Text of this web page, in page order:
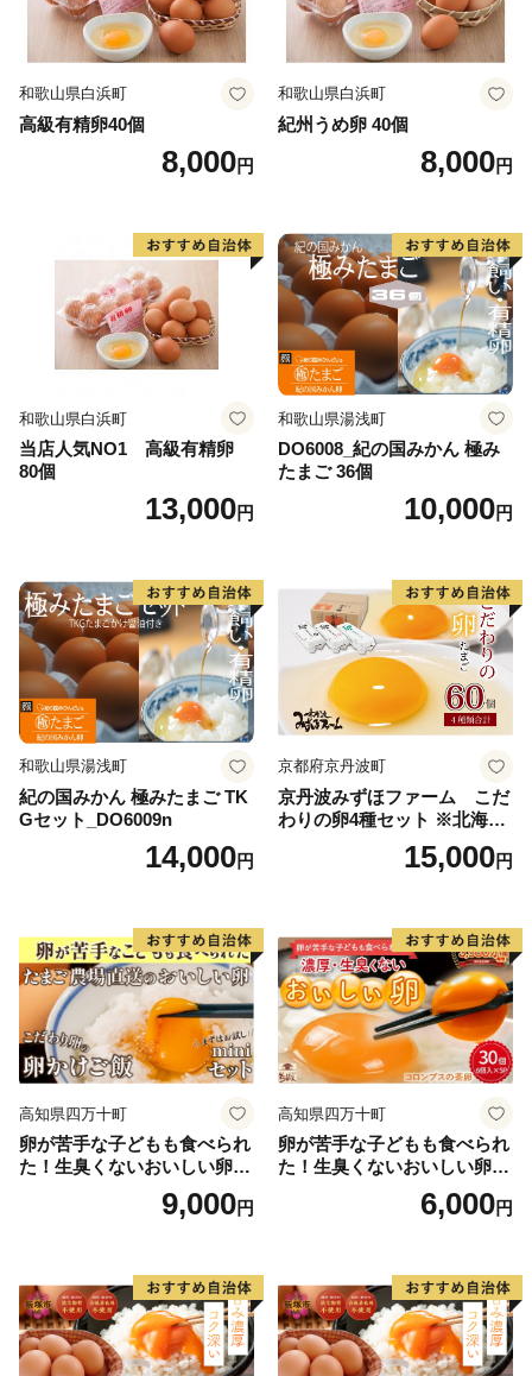
和歌山県白浜町
高級有精卵40個
8,000円
和歌山県白浜町
紀州うめ卵 40個
8,000円
和歌山県白浜町
当店人気NO1 高級有精卵
80個
13,000円
和歌山県湯浅町
DO6008_紀の国みかん 極み
たまご 36個
10,000円
和歌山県湯浅町
紀の国みかん 極みたまご TK
Gセット_DO6009n
14,000円
京都府京丹波町
京丹波みずほファーム こだ
わりの卵4種セット ※北海
道・沖縄・その他離島は配送
15,000円
高知県四万十町
卵が苦手な子どもも食べられ
た！生臭くないおいしい卵を
味わう卵かけご飯ミニセット
(卵6個×2P、お米2合×1P、醤
9,000円
高知県四万十町
卵が苦手な子どもも食べられ
た！生臭くないおいしい卵 6
個入×5P／Gbn-A036,000円